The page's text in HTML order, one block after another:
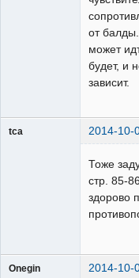
от
может
будет, и
зависит.
tca 2014-10-
Тоже
стр. 85-
здорово
Onegin 2014-10-